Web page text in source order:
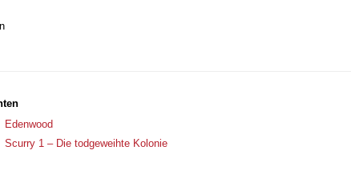
Edenwood
Scurry 1 – Die todgeweihte Kolonie